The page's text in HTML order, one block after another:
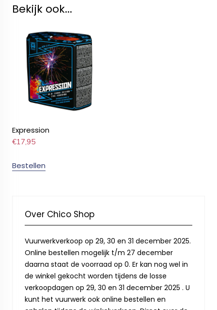
Bekijk ook...
Expression
€17,95
Bestellen
Over Chico Shop
Vuurwerkverkoop op 29, 30 en 31 december 2025.
Online bestellen mogelijk t/m 27 december
daarna staat de voorraad op 0. Er kan nog wel in
de winkel gekocht worden tijdens de losse
verkoopdagen op 29, 30 en 31 december 2025 . U
kunt het vuurwerk ook online bestellen en